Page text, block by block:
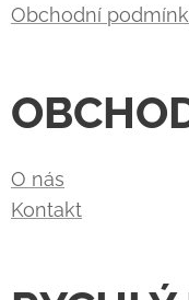
Obchodní
O nás
Kontakt